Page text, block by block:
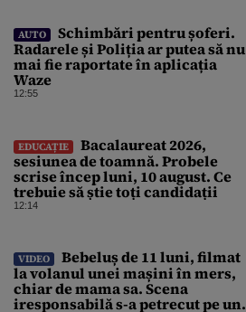
AUTO
Schimbări pentru șoferi.
Radarele și Poliția ar putea să nu
mai fie raportate în aplicația
Waze
12:55
EDUCAȚIE
Bacalaureat 2026,
sesiunea de toamnă. Probele
scrise încep luni, 10 august. Ce
trebuie să știe toți candidații
12:14
VIDEO
Bebeluș de 11 luni, filmat
la volanul unei mașini în mers,
chiar de mama sa. Scena
iresponsabilă s-a petrecut pe un